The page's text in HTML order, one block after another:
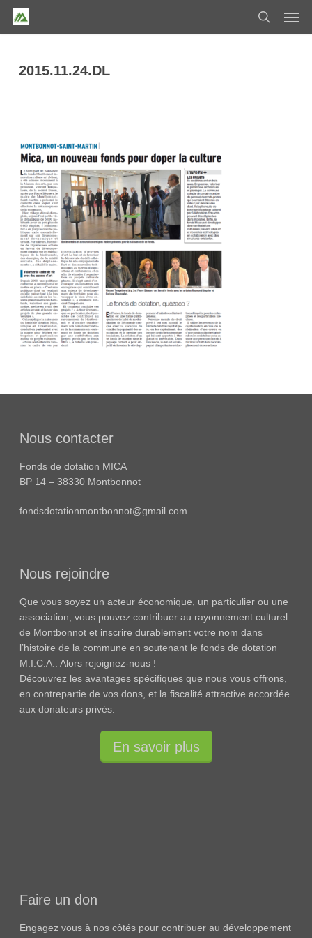
Skip
search
2015.11.24.DL
Nous contacter
Fonds de dotation MICA
BP 14 – 38330 Montbonnot
fondsdotationmontbonnot@gmail.com
Nous rejoindre
Que vous soyez un acteur économique, un particulier ou une
association, vous pouvez contribuer au rayonnement culturel
de Montbonnot et inscrire durablement votre nom dans
l’histoire de la commune en soutenant le fonds de dotation
M.I.C.A.. Alors rejoignez-nous !
Découvrez les avantages spécifiques que nous vous offrons,
en contrepartie de vos dons, et la fiscalité attractive accordée
aux donateurs privés.
En savoir plus
Faire un don
Engagez vous à nos côtés pour contribuer au développement